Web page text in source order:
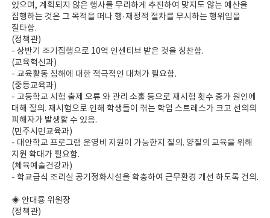
있으며, 계획되지 않은 행사를 무리하게 추진하여 맞지도 않는 예산을
집행하는 것은 그 목적을 떠나 행·재정적 절차를 무시하는 행위임을
질타함.
(정책관)
- 상반기 조기집행으로 10억 인센티브 받은 것을 칭찬함.
(교육혁신과)
- 교육활동 침해에 대한 적극적인 대처가 필요함.
(중등교육과)
- 고등학교 시험 출제 오류 와 관리 소홀 등으로 재시험 횟수 증가 원인에
대해 질의. 재시험으로 인해 학생들이 겪는 학업 스트레스가 크고 선의의
피해자가 발생할 수 있음.
(민주시민교육과)
- 대안학교 프로그램 운영비 지원이 가능한지 질의. 양질의 교육을 위해
지원 확대가 필요함.
(체육예술건강과)
- 학교급식 조리실 공기정화시설을 확충하여 근무환경 개선 하도록 건의.
◈ 안대룡 위원장
(정책관)